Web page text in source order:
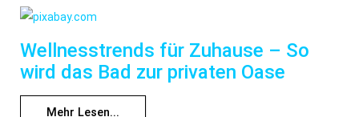
Wellnesstrends für Zuhause – So
wird das Bad zur privaten Oase
Mehr Lesen...